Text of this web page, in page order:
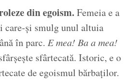
din egoism. Femeia e a
care-și smulg unul altuia
în parc. E mea! Ba a mea!
sfârtecată. Istoric, e o
de egoismul bărbaților.